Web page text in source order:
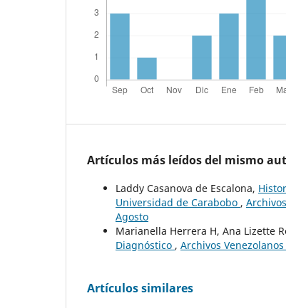
Artículos más leídos del mismo
Laddy Casanova de Escalona,
Universidad de Carabobo ,
Agosto
Marianella Herrera H, Ana Lizette
Diagnóstico , Archivos
Artículos similares